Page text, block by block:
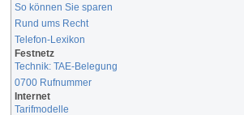
So können Sie sparen
Rund ums Recht
Telefon-Lexikon
Festnetz
Technik: TAE-Belegung
0700 Rufnummer
Internet
Tarifmodelle